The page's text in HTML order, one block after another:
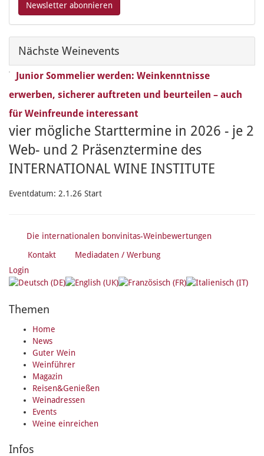
Nächste Weinevents
Junior Sommelier werden: Weinkenntnisse
erwerben, sicherer auftreten und beurteilen – auch
für Weinfreunde interessant
vier mögliche Starttermine in 2026 - je 2
Web- und 2 Präsenztermine des
INTERNATIONAL WINE INSTITUTE
Eventdatum: 2.1.26 Start
Die internationalen bonvinitas-Weinbewertungen
Kontakt
Mediadaten / Werbung
Login
Themen
Home
News
Guter Wein
Weinführer
Magazin
Reisen&Genießen
Weinadressen
Events
Weine einreichen
Infos